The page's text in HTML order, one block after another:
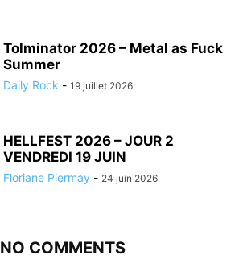
Tolminator 2026 – Metal as Fuck
Summer
Daily Rock - 19 juillet 2026
HELLFEST 2026 – JOUR 2
VENDREDI 19 JUIN
Floriane Piermay - 24 juin 2026
NO COMMENTS